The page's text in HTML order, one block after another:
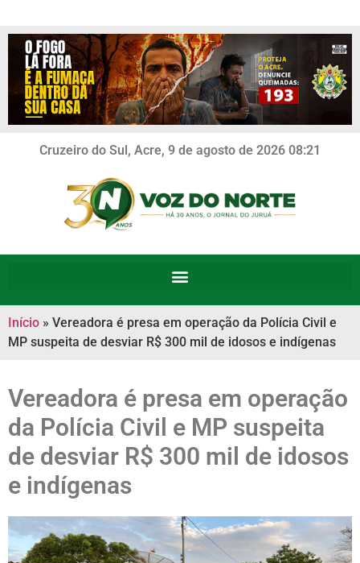
Cruzeiro do Sul, Acre, 9 de agosto de 2026 08:21
Início » Vereadora é presa em operação da Polícia Civil e
MP suspeita de desviar R$ 300 mil de idosos e indígenas
Vereadora é presa em operação
da Polícia Civil e MP suspeita
de desviar R$ 300 mil de idosos
e indígenas